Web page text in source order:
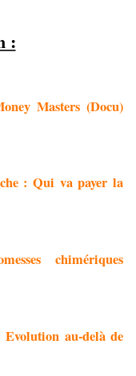
:
Masters (Docu)
: Qui va payer la
chimériques
au-delà de